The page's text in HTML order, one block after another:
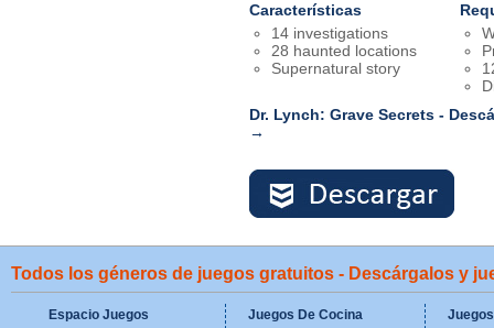
Características
14 investigations
28 haunted locations
Supernatural story
Dr. Lynch: Grave Secrets -
→
Todos los géneros de juegos gratuitos - Descárgalos y
Espacio Juegos
Juegos De Cocina